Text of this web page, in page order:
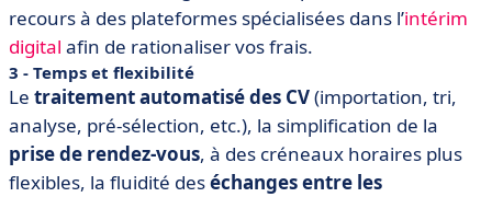
recours à des plateformes spécialisées dans l’intérim
digital afin de rationaliser vos frais.
3 - Temps et flexibilité
Le traitement automatisédes CV(importation, tri,
analyse, pré-sélection, etc.), la simplification de la
prise de rendez-vous, à des créneaux horaires plus
flexibles, la fluidité deséchanges entre les